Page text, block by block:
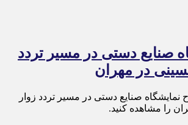
صنایع دستی در مسیر تردد
در مهران
نمایشگاه صنایع دستی در مسیر تردد زوار
را مشاهده کنید.